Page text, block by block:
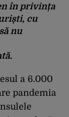
în privința
cu
nu
a 6.000
pandemia